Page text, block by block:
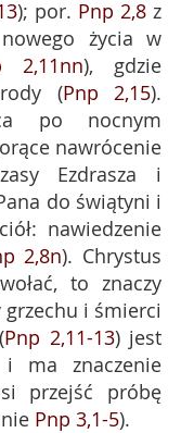
); por. Pnp 2,8 z
życia w
2,11nn), gdzie
(Pnp 2,15).
po nocnym
nawrócenie
Ezdrasza i
do świątyni i
nawiedzenie
2,8n). Chrystus
to znaczy
grzechu i śmierci
Pnp 2,11-13) jest
i ma znaczenie
przejść próbę
Pnp 3,1-5).